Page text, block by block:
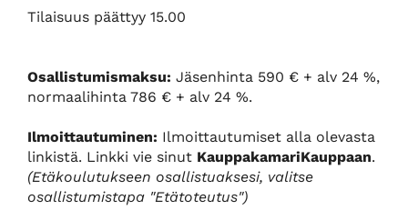
Tilaisuus päättyy 15.00
Osallistumismaksu: Jäsenhinta 590 € + alv 24 %,
normaalihinta 786 € + alv 24 %.
Ilmoittautuminen: Ilmoittautumiset alla olevasta
linkistä. Linkki vie sinut KauppakamariKauppaan.
(Etäkoulutukseen osallistuaksesi, valitse
osallistumistapa "Etätoteutus")